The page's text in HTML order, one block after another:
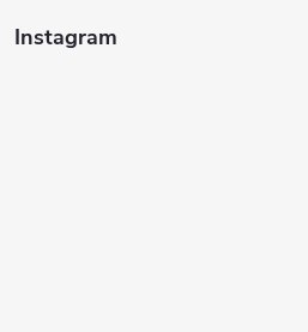
Instagram